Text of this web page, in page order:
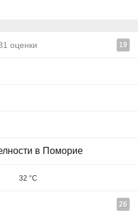
оценки 19
в Поморие
32 °C
26